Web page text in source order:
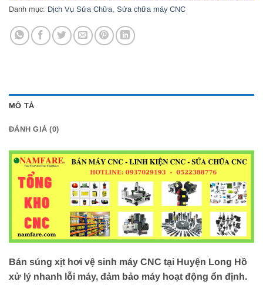
Danh mục: Dịch Vụ Sửa Chữa, Sửa chữa máy CNC
MÔ TẢ
ĐÁNH GIÁ (0)
Bán súng xịt hơi vệ sinh máy CNC tại Huyện Long Hồ
xử lý nhanh lỗi máy, đảm bảo máy hoạt động ổn định.